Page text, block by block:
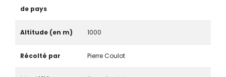
de pays
Altitude (en m) 1000
Récolté par Pierre Coulot